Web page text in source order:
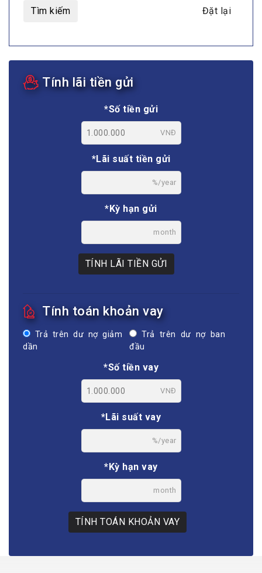
Tìm kiếm Đặt lại
Tính lãi tiền gửi
*Số tiền gửi
VNĐ
*Lãi suất tiền gửi
%/year
*Kỳ hạn gửi
month
TÍNH LÃI TIỀN GỬI
Tính toán khoản vay
Trả trên dư nợ giảm
dần
Trả trên dư nợ ban
đầu
*Số tiền vay
VNĐ
*Lãi suất vay
%/year
*Kỳ hạn vay
month
TÍNH TOÁN KHOẢN VAY